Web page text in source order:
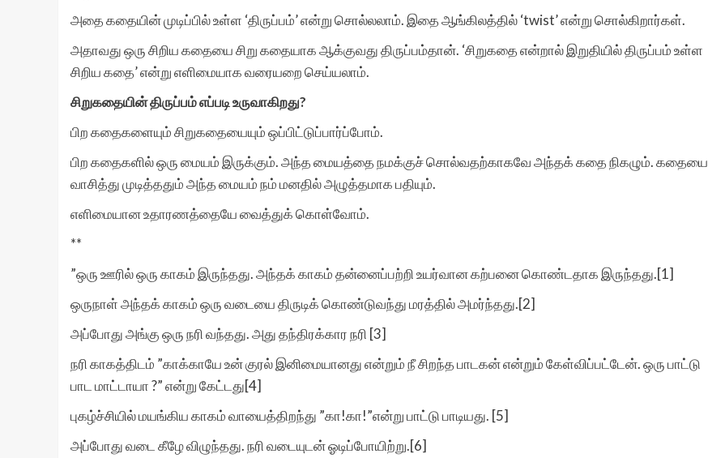
அதை கதையின் முடிப்பில் உள்ள ‘திருப்பம்’ என்று சொல்லலாம். இதை ஆங்கிலத்தில் ‘twist’ என்று சொல்கிறார்கள்.
அதாவது ஒரு சிறிய கதையை சிறு கதையாக ஆக்குவது திருப்பம்தான். ‘சிறுகதை என்றால் இறுதியில் திருப்பம் உள்ள
சிறிய கதை’ என்று எளிமையாக வரையறை செய்யலாம்.
சிறுகதையின் திருப்பம் எப்படி உருவாகிறது?
பிற கதைகளையும் சிறுகதையையும் ஒப்பிட்டுப்பார்ப்போம்.
பிற கதைகளில் ஒரு மையம் இருக்கும். அந்த மையத்தை நமக்குச் சொல்வதற்காகவே அந்தக் கதை நிகழும். கதையை
வாசித்து முடித்ததும் அந்த மையம் நம் மனதில் அழுத்தமாக பதியும்.
எளிமையான உதாரணத்தையே வைத்துக் கொள்வோம்.
**
”ஒரு ஊரில் ஒரு காகம் இருந்தது. அந்தக் காகம் தன்னைப்பற்றி உயர்வான கற்பனை கொண்டதாக இருந்தது.[1]
ஒருநாள் அந்தக் காகம் ஒரு வடையை திருடிக் கொண்டுவந்து மரத்தில் அமர்ந்தது.[2]
அப்போது அங்கு ஒரு நரி வந்தது. அது தந்திரக்கார நரி [3]
நரி காகத்திடம் ”காக்காயே உன் குரல் இனிமையானது என்றும் நீ சிறந்த பாடகன் என்றும் கேள்விப்பட்டேன். ஒரு பாட்டு
பாட மாட்டாயா ?” என்று கேட்டது[4]
புகழ்ச்சியில் மயங்கிய காகம் வாயைத்திறந்து ”கா!கா!”என்று பாட்டு பாடியது. [5]
அப்போது வடை கீழே விழுந்தது. நரி வடையுடன் ஓடிப்போயிற்று.[6]